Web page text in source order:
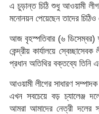
এ চুড়ান্ত চিঠি শুধু আওয়ামী
মনোনয়ন পেয়েছেন তাদের
আজ বৃহস্পতিবার (৬ ডিসেম্বর)
কেন্দ্রীয় কার্যালয়ে স্বেচ্ছাসেবক
প্রধান অতিথির বক্তব্যে তিনি
আওয়ামী লীগের সাধারণ
এখন সবচেয়ে বড় চ্যালেঞ্জ
আমরা আমাদের নেত্রী দলের